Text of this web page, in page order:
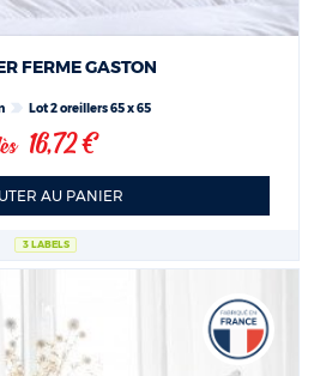
3 LABELS
FERME GASTON
Lot 2 oreillers 65 x 65
16,72 €
AU PANIER